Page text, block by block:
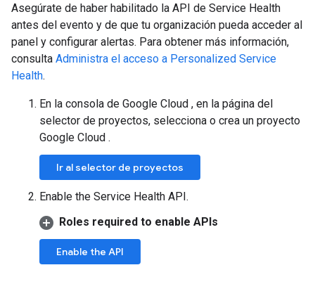
Asegúrate de haber habilitado la API de Service Health
antes del evento y de que tu organización pueda acceder al
panel y configurar alertas. Para obtener más información,
consulta Administra el acceso a Personalized Service
Health.
En la consola de Google Cloud , en la página del
selector de proyectos, selecciona o crea un proyecto
Google Cloud .
Ir al selector de proyectos
Enable the Service Health API.
Roles required to enable APIs
Enable the API